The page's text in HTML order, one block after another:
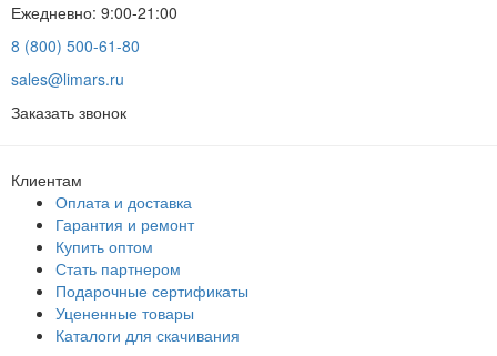
Ежедневно: 9:00-21:00
8 (800) 500-61-80
sales@limars.ru
Заказать звонок
Клиентам
Оплата и доставка
Гарантия и ремонт
Купить оптом
Стать партнером
Подарочные сертификаты
Уцененные товары
Каталоги для скачивания